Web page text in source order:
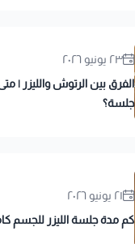
٢٣ يونيو ٢٠٢٦
الفرق بين الرتوش والليزر |
جلسة؟
٢١ يونيو ٢٠٢٦
كم مدة جلسة الليزر للجسم